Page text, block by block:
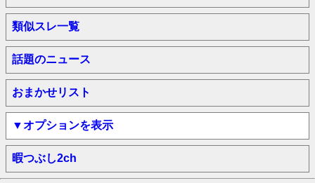
類似スレ一覧
話題のニュース
おまかせリスト
▼オプションを表示
暇つぶし2ch